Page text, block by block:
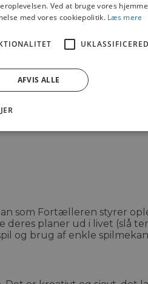
som Fortælleren styrer
planer ud i livet (slå
og brug af enkle
Ved at bruge vores
med vores cookiepolitik. Læs mere
AFVIS ALLE